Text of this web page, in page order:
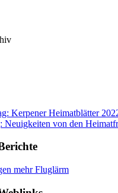
Kerpener Heimatblätter
Neuigkeiten von den
mehr Fluglärm